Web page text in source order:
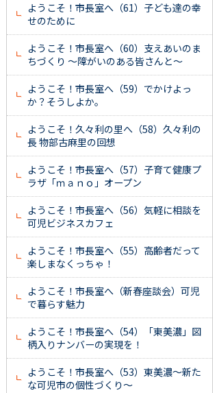
ようこそ！市長室へ（61）子ども達の幸
せのために
ようこそ！市長室へ（60）支えあいのま
ちづくり ～障がいのある皆さんと～
ようこそ！市長室へ（59）でかけよっ
か？そうしよか。
ようこそ！久々利の里へ（58）久々利の
長 物部古麻里の回想
ようこそ！市長室へ（57）子育て健康プ
ラザ「ｍａｎｏ」オープン
ようこそ！市長室へ（56）気軽に相談を
可児ビジネスカフェ
ようこそ！市長室へ（55）高齢者だって
楽しまなくっちゃ！
ようこそ！市長室へ（新春座談会）可児
で暮らす魅力
ようこそ！市長室へ（54）「東美濃」図
柄入りナンバーの実現を！
ようこそ！市長室へ（53）東美濃～新た
な可児市の個性づくり～